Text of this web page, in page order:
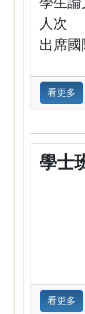
人次
出席
看更多
學士
看更多